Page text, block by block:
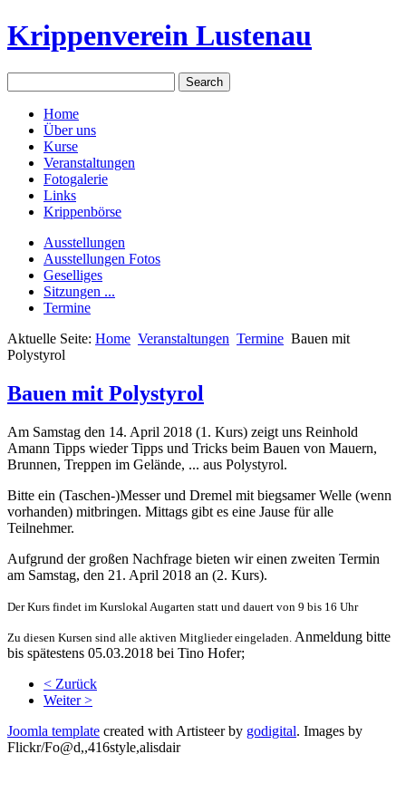
Krippenverein Lustenau
Home
Über uns
Kurse
Veranstaltungen
Fotogalerie
Links
Krippenbörse
Ausstellungen
Ausstellungen Fotos
Geselliges
Sitzungen ...
Termine
Aktuelle Seite: Home Veranstaltungen Termine Bauen mit
Polystyrol
Bauen mit Polystyrol
Am Samstag den 14. April 2018 (1. Kurs) zeigt uns Reinhold
Amann Tipps wieder Tipps und Tricks beim Bauen von Mauern,
Brunnen, Treppen im Gelände, ... aus Polystyrol.
Bitte ein (Taschen-)Messer und Dremel mit biegsamer Welle (wenn
vorhanden) mitbringen. Mittags gibt es eine Jause für alle
Teilnehmer.
Aufgrund der großen Nachfrage bieten wir einen zweiten Termin
am Samstag, den 21. April 2018 an (2. Kurs).
Der Kurs findet im Kurslokal Augarten statt und dauert von 9 bis 16 Uhr
Zu diesen Kursen sind alle aktiven Mitglieder eingeladen. Anmeldung bitte
bis spätestens 05.03.2018 bei Tino Hofer;
< Zurück
Weiter >
Joomla template created with Artisteer by godigital. Images by
Flickr/Fo@d,,416style,alisdair